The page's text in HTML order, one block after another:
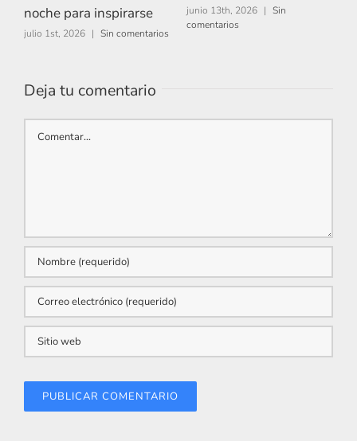
noche para inspirarse
julio 1st, 2026 | Sin comentarios
junio 13th, 2026 | Sin
comentarios
Deja tu comentario
Comentar